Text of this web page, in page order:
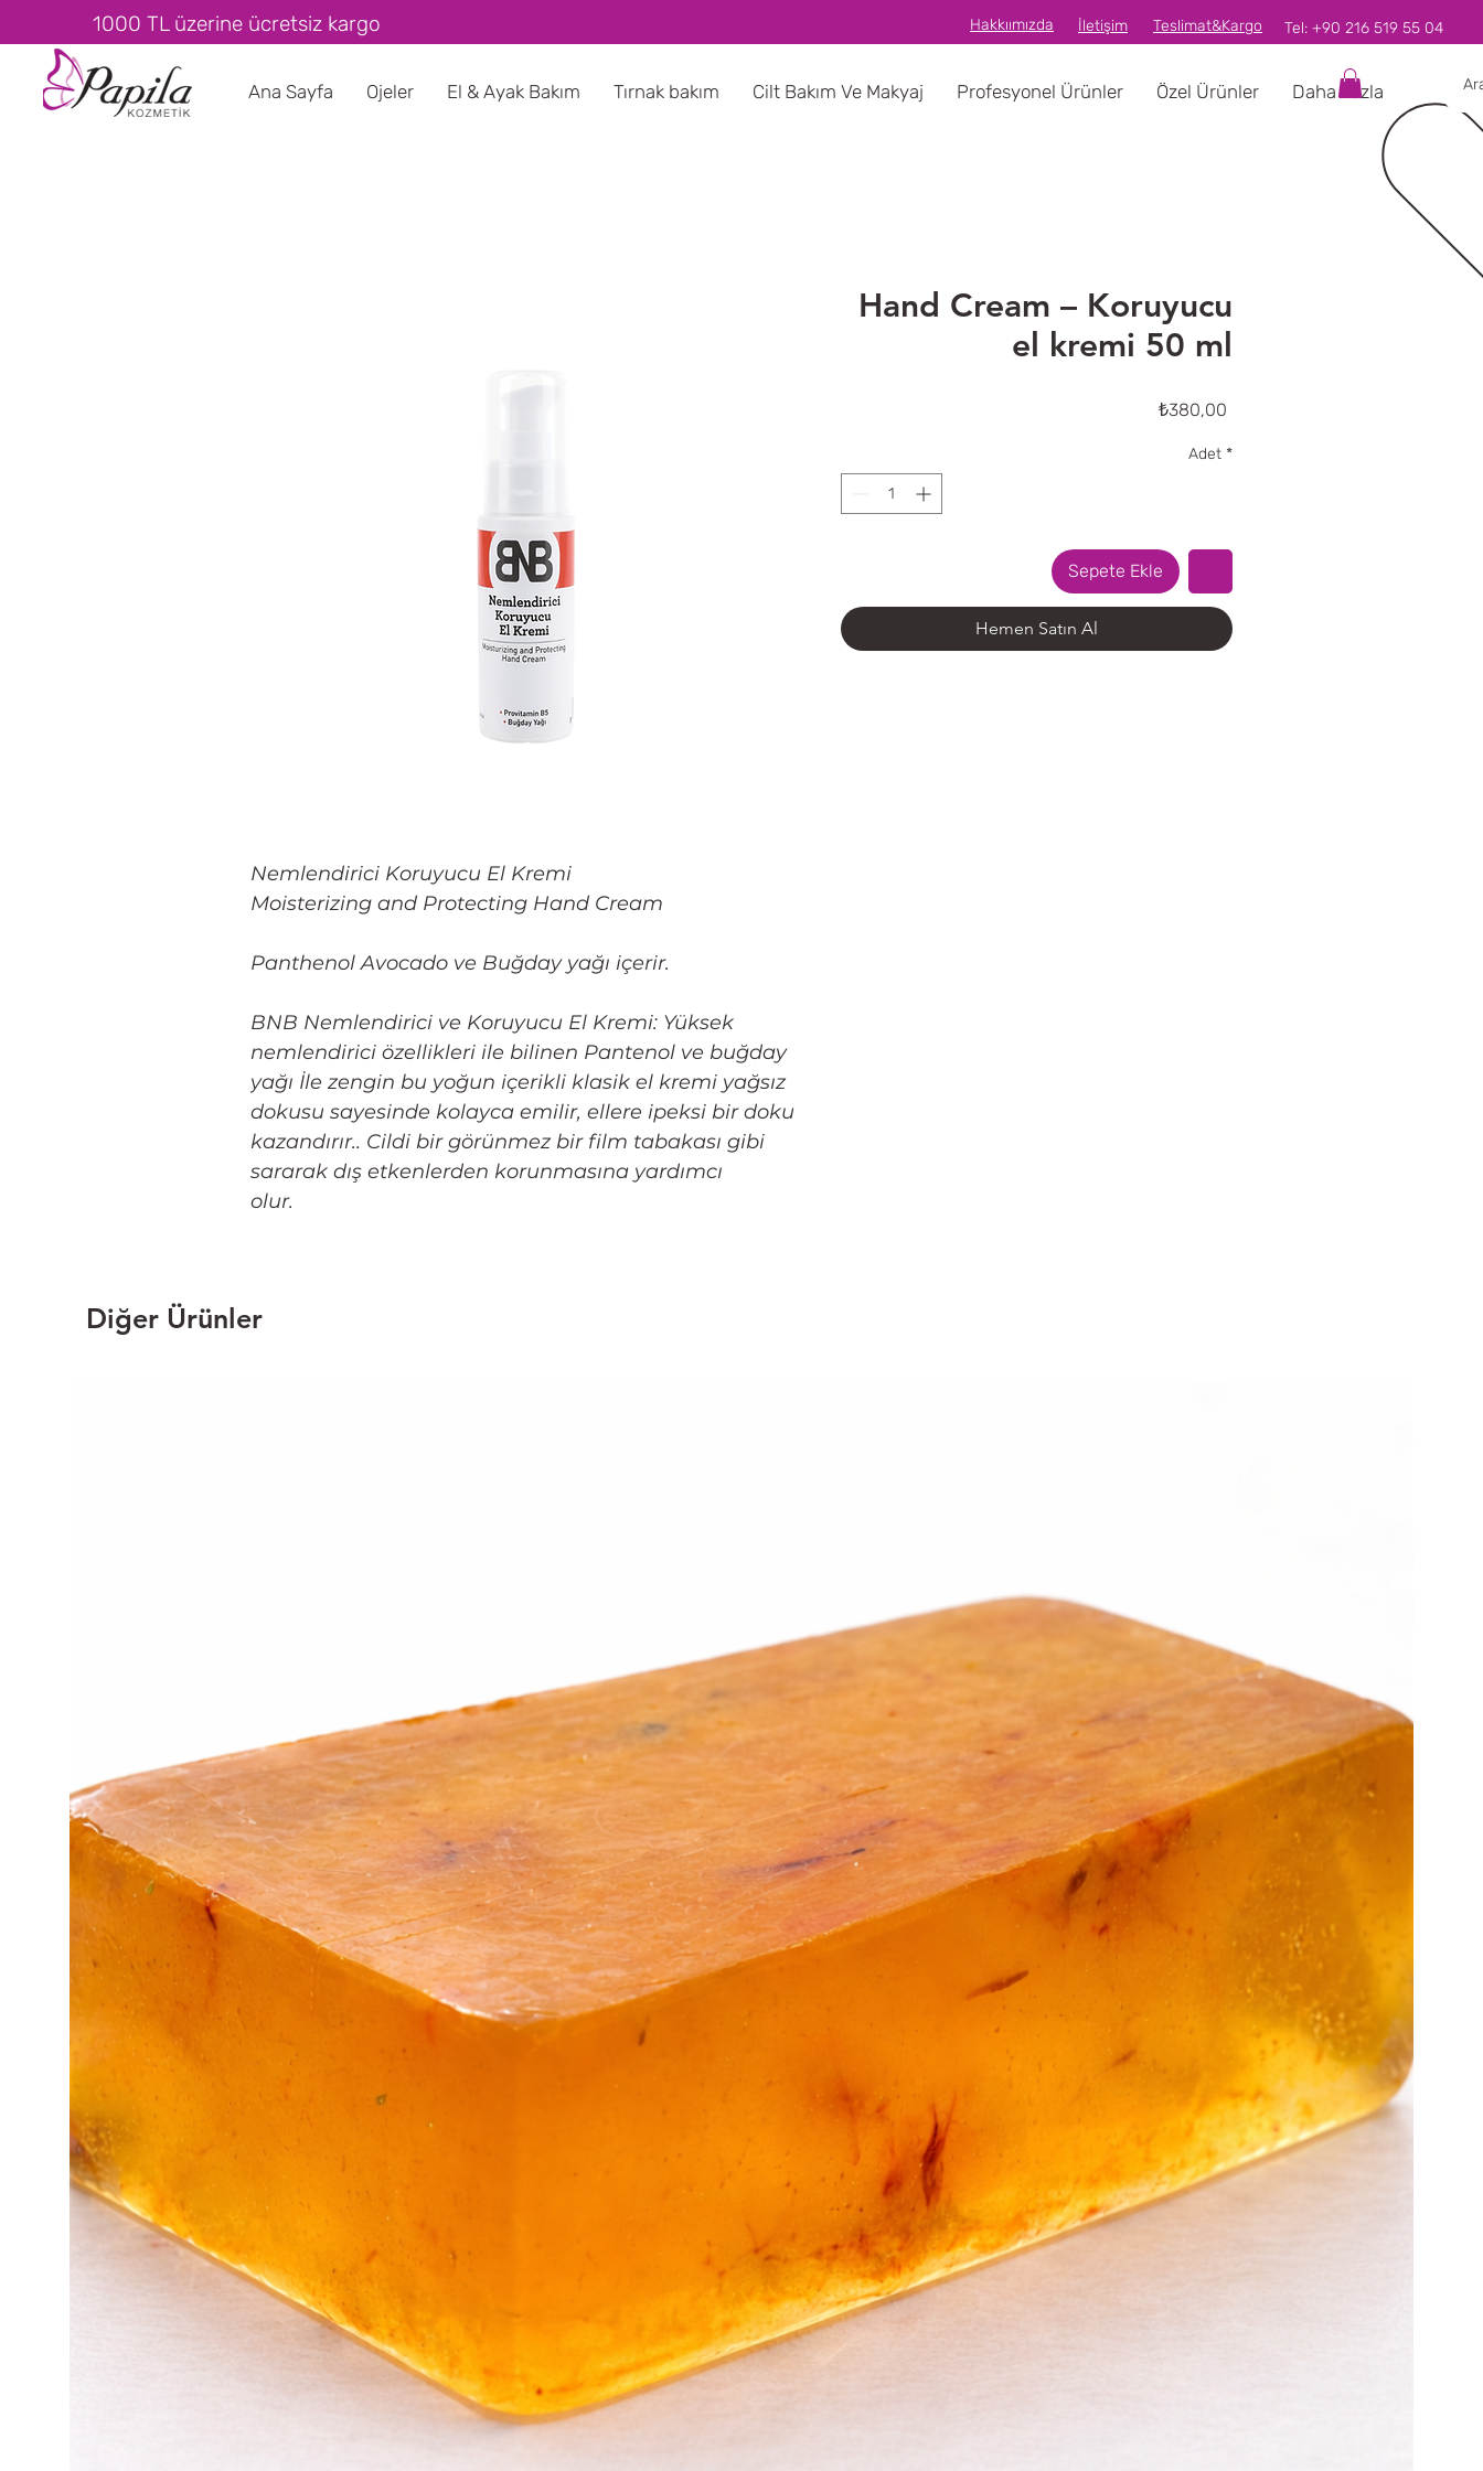
1000 TL üzerine ücretsiz kargo Hakkıımızda İletişim Teslimat&Kargo Tel: +90 216 519 55 04
Ana Sayfa Ojeler El & Ayak Bakım Tırnak bakım Cilt Bakım Ve Makyaj Profesyonel Ürünler Özel Ürünler Daha Fazla
Nemlendirici Koruyucu El Kremi
Moisterizing and Protecting Hand Cream
Panthenol Avocado ve Buğday yağı içerir.
BNB Nemlendirici ve Koruyucu El Kremi: Yüksek
nemlendirici özellikleri ile bilinen Pantenol ve buğday
yağı İle zengin bu yoğun içerikli klasik el kremi yağsız
dokusu sayesinde kolayca emilir, ellere ipeksi bir doku
kazandırır.. Cildi bir görünmez bir film tabakası gibi
sararak dış etkenlerden korunmasına yardımcı
olur.
Hand Cream – Koruyucu
el kremi 50 ml
₺380,00
Adet *
Sepete Ekle
Hemen Satın Al
Diğer Ürünler